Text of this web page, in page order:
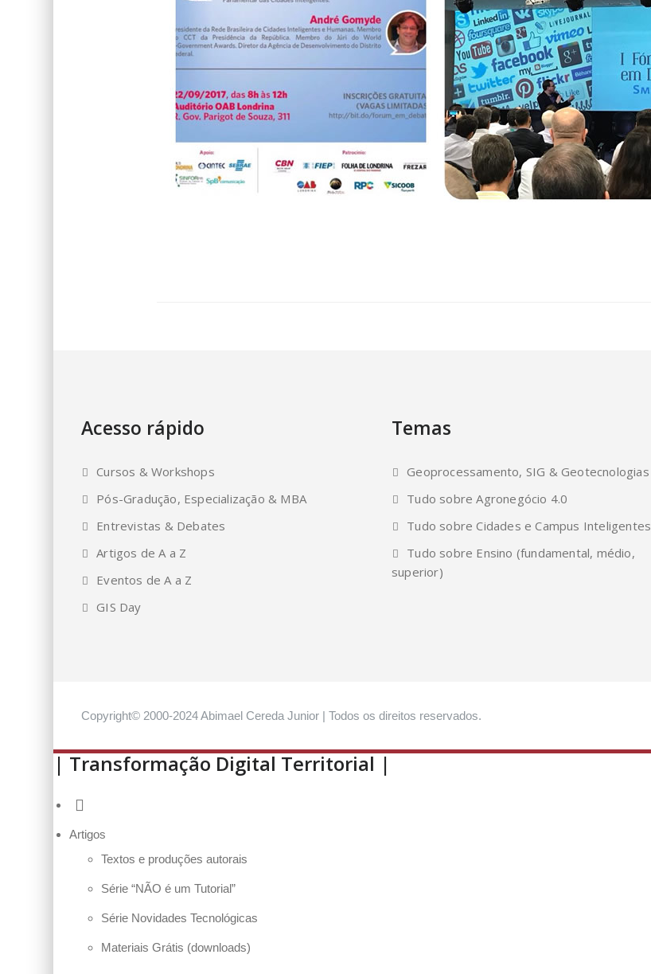
Acesso rápido
Cursos & Workshops
Pós-Gradução, Especialização & MBA
Entrevistas & Debates
Artigos de A a Z
Eventos de A a Z
GIS Day
Temas
Geoprocessamento, SIG & Geotecnologias
Tudo sobre Agronegócio 4.0
Tudo sobre Cidades e Campus Inteligentes
Tudo sobre Ensino (fundamental, médio,
superior)
Copyright© 2000-2024 Abimael Cereda Junior | Todos os direitos reservados.
| Transformação Digital Territorial |
Artigos
Textos e produções autorais
Série “NÃO é um Tutorial”
Série Novidades Tecnológicas
Materiais Grátis (downloads)